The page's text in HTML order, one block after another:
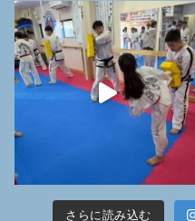
さらに読み込む